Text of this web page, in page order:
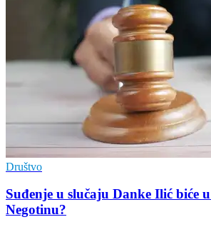
Društvo
Suđenje u slučaju Danke Ilić biće
Negotinu?